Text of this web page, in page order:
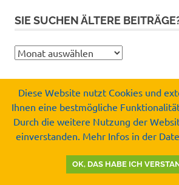
Wir wünschen schöne Ferien,
#SommerferienNRW2026
#tönisvorst
Video
SIE SUCHEN ÄLTERE
Sie
ältere
Beiträge?
Copyright by
Gemeinschaft Unabhängiger
© 2008-2026
Diese Website nutzt Cookies und
Ihnen eine bestmögliche
Durch die weitere Nutzung der
einverstanden. Mehr Infos in der
OK, DAS HABE ICH